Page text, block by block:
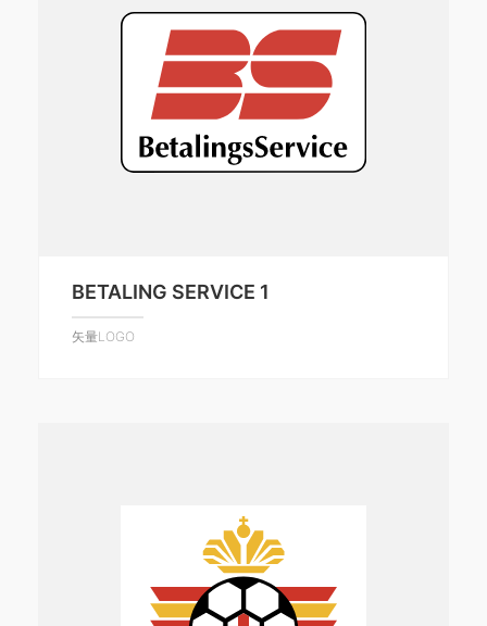
BETALING SERVICE 1
矢量LOGO